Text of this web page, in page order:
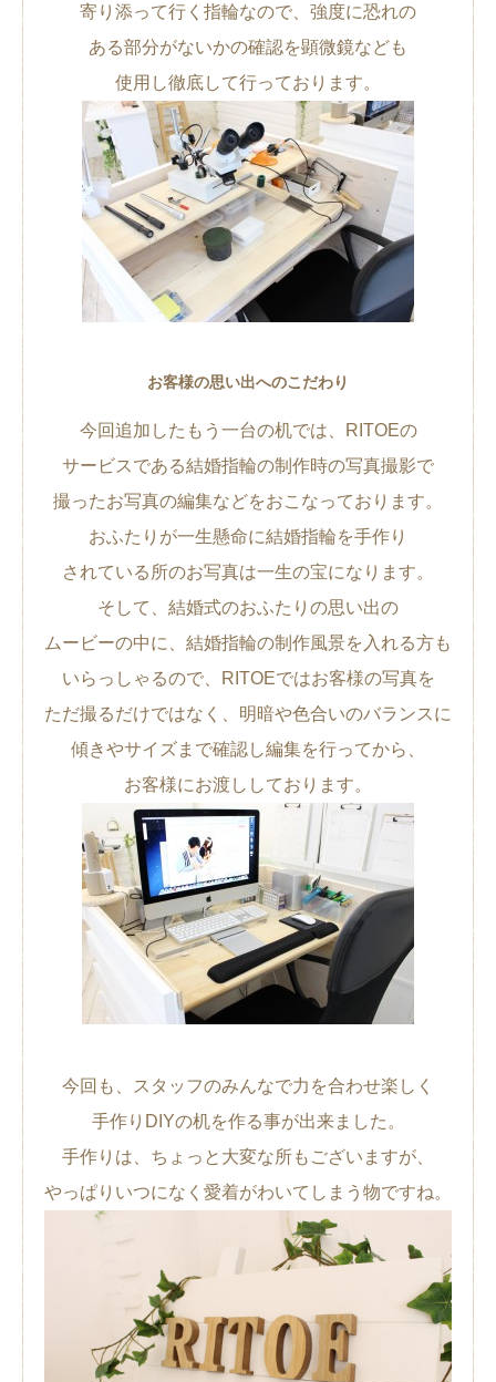
寄り添って行く指輪なので、強度に恐れの
ある部分がないかの確認を顕微鏡なども
使用し徹底して行っております。
お客様の思い出へのこだわり
今回追加したもう一台の机では、RITOEの
サービスである結婚指輪の制作時の写真撮影で
撮ったお写真の編集などをおこなっております。
おふたりが一生懸命に結婚指輪を手作り
されている所のお写真は一生の宝になります。
そして、結婚式のおふたりの思い出の
ムービーの中に、結婚指輪の制作風景を入れる方も
いらっしゃるので、RITOEではお客様の写真を
ただ撮るだけではなく、明暗や色合いのバランスに
傾きやサイズまで確認し編集を行ってから、
お客様にお渡ししております。
今回も、スタッフのみんなで力を合わせ楽しく
手作りDIYの机を作る事が出来ました。
手作りは、ちょっと大変な所もございますが、
やっぱりいつになく愛着がわいてしまう物ですね。